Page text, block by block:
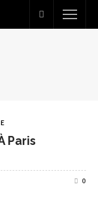
Paris
0